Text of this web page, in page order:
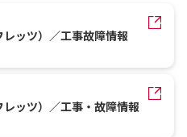
ッツ）／工事故障情報
ッツ）／工事・故障情報